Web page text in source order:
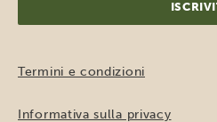
Termini e condizioni
Informativa sulla privacy